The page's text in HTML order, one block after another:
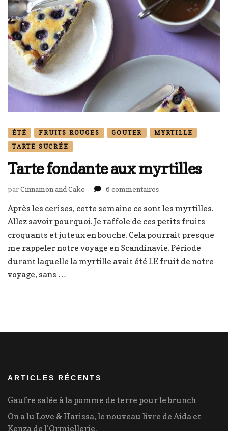
ÉTÉ FRUITS ROUGES GOUTER
MYRTILLE
TARTE SUCRÉE
Tarte fondante aux myrtilles
parCinnamon and Cake 6 commentairessur
fondante
aux
myrtilles
Après les cerises, cette semaine ce sont les myrtilles.
Allez savoir pourquoi. Je raffole de ces petits fruits
croquants et juteux en bouche. Cela pourrait presque
me rappeler notre voyage en Scandinavie. Période
durant laquelle la myrtille avait été LE fruit de notre
voyage, sans …
ARTICLES RÉCENTS
Gaufre salée à la pomme de terre pour le brunch
On a lu Love & Harissa, le nouveau livre de Aida et
Kenza de l’Ormiellerie.